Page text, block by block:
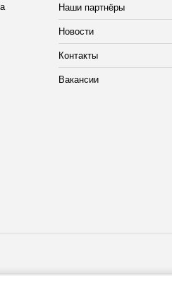
Наши партнёры
Новости
Контакты
Вакансии